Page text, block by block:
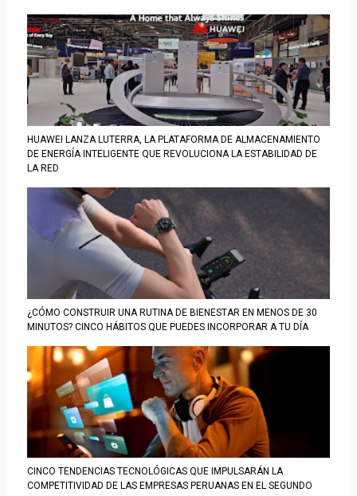
HUAWEI LANZA LUTERRA, LA PLATAFORMA DE ALMACENAMIENTO
DE ENERGÍA INTELIGENTE QUE REVOLUCIONA LA ESTABILIDAD DE
LA RED
¿CÓMO CONSTRUIR UNA RUTINA DE BIENESTAR EN MENOS DE 30
MINUTOS? CINCO HÁBITOS QUE PUEDES INCORPORAR A TU DÍA
CINCO TENDENCIAS TECNOLÓGICAS QUE IMPULSARÁN LA
COMPETITIVIDAD DE LAS EMPRESAS PERUANAS EN EL SEGUNDO